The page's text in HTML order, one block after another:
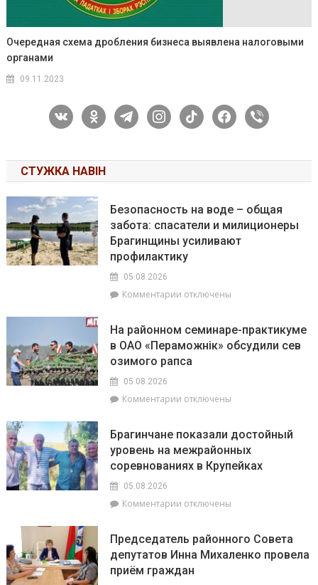
Очередная схема дробления бизнеса выявлена налоговыми
органами
09.11.2023
vkontakteodnoklassniki
telegraminstagram
tiktok facebook
viber
СТУЖКА НАВІН
Безопасность на воде – общая
забота: спасатели и милиционеры
Брагинщины усиливают
профилактику
05.08.2026
Комментарии к
на
воде
–
спасатели
Брагинщины
усиливают
профилактику
отключены
На районном семинаре-практикуме
в ОАО «Пераможнік» обсудили сев
озимого рапса
05.08.2026
Комментарии к
районном
семинаре-
практикуме
«Пераможнік»
озимого
рапса
отключены
Брагинчане показали достойный
уровень на межрайонных
соревнованиях в Крупейках
05.08.2026
Комментарии к
показали
достойный
уровень
отключены
Председатель районного Совета
депутатов Инна Михаленко провела
приём граждан